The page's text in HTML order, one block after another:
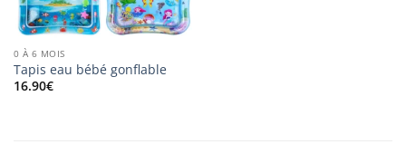
0 À 6 MOIS
Tapis eau bébé gonflable
16.90€